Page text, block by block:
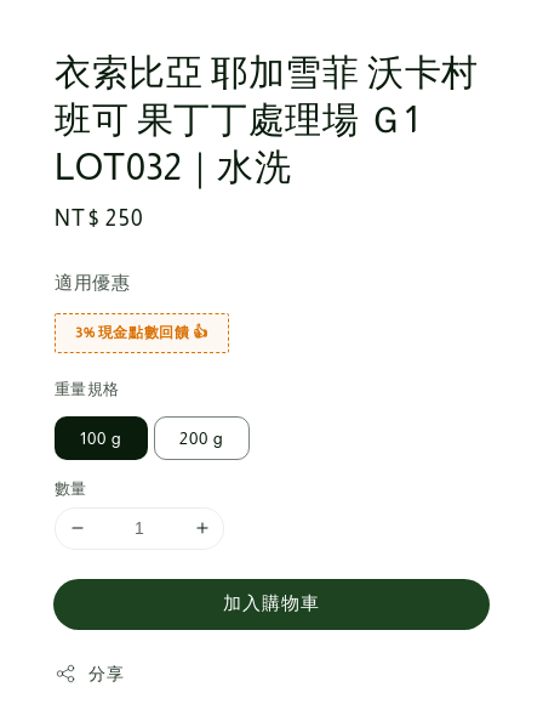
衣索比亞 耶加雪菲 沃卡村
班可 果丁丁處理場 Ｇ1
LOT032｜水洗
Regular
NT$ 250
適用優惠
3% 現金點數回饋 👍
重量規格
100 g 200 g
數量
加入購物車
分享